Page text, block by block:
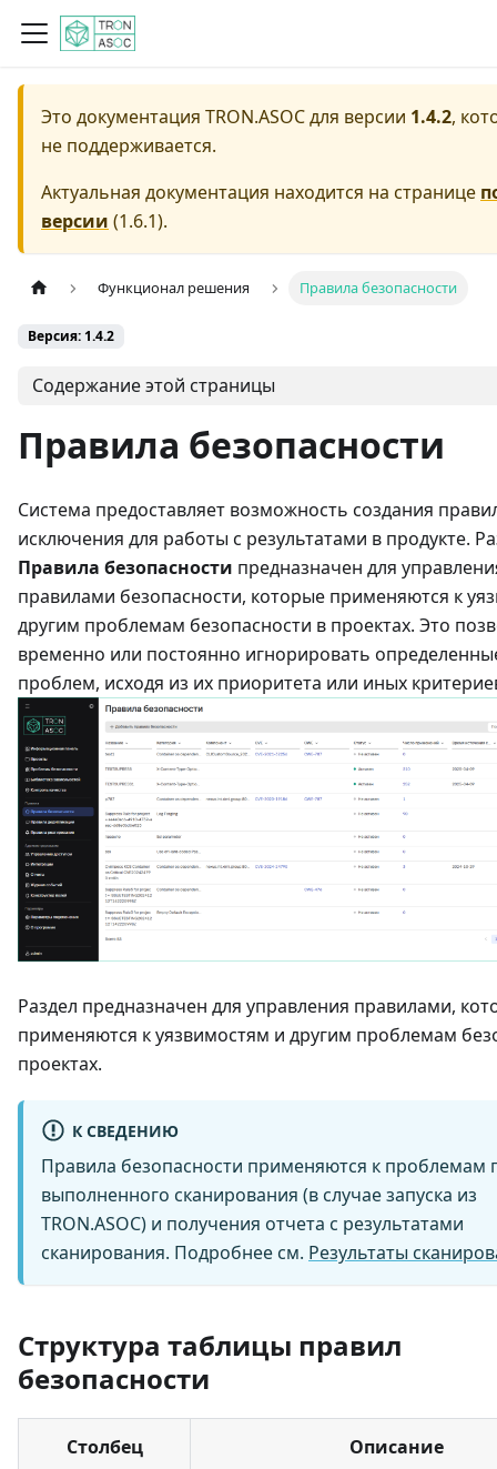
Это документация TRON.ASOCдля версии 1.4.2,
не поддерживается.
Актуальная документация находится на странице
версии (1.6.1).
Функционал решения Правила безопасности
Версия: 1.4.2
Содержание этой страницы
Правила безопасности
Система предоставляет возможность создания
исключения для работы с результатами в продукте.
Правила безопасности предназначен для
правилами безопасности, которые применяются к
другим проблемам безопасности в проектах. Это
временно или постоянно игнорировать
проблем, исходя из их приоритета или иных
Раздел предназначен для управления правилами,
применяются к уязвимостям и другим проблемам
проектах.
К СВЕДЕНИЮ
Правила безопасности применяются к проблемам
выполненного сканирования (в случае запуска из
TRON.ASOC) и получения отчета с результатами
сканирования. Подробнее см. Результаты
Структура таблицы правил
безопасности
Столбец Описание